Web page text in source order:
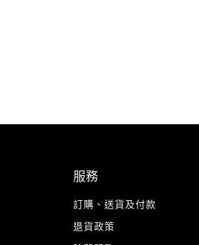
服務
訂購、送貨及付款
退貨政策